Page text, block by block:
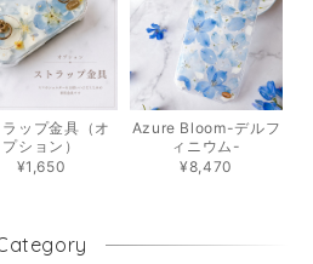
ラップ金具（オ
プション）
¥1,650
Azure Bloom-デルフ
ィニウム-
¥8,470